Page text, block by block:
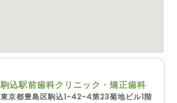
駒込駅前歯科クリニック・矯正歯科
東京都豊島区駒込1-42-4第23菊地ビル1階